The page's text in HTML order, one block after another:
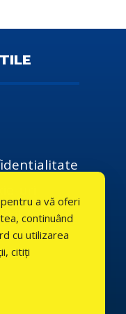
a vă oferi
continuând
cu utilizarea
citiți